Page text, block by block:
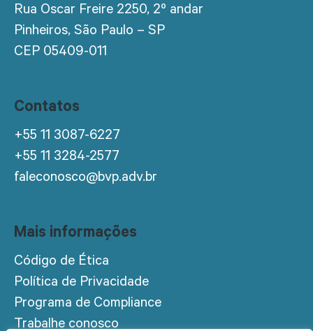
Rua Oscar Freire 2250, 2º andar
Pinheiros, São Paulo – SP
CEP 05409-011
Contatos
+55 11 3087-6227
+55 11 3284-2577
faleconosco@bvp.adv.br
Mais informações
Código de Ética
Política de Privacidade
Programa de Compliance
Trabalhe conosco